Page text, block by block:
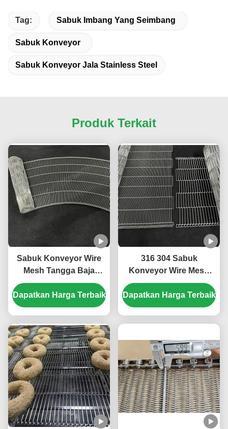
Tag: Sabuk Imbang Yang Seimbang
Sabuk Konveyor
Sabuk Konveyor Jala Stainless Steel
Produk Terkait
Sabuk Konveyor Wire
Mesh Tangga Baja
Tahan Karat Tautan
Rantai Enrobing Coklat
untuk Memanggang
Dapatkan Harga Terbaik
316 304 Sabuk
Konveyor Wire Mesh
Fleksibel Stainless Steel
untuk Memanggang &
Memproses Makanan
Dapatkan Harga Terbaik